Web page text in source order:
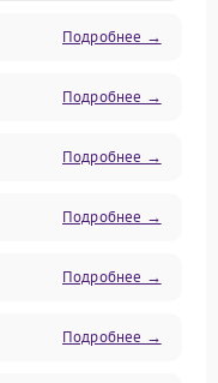
Подробнее →
Подробнее →
Подробнее →
Подробнее →
Подробнее →
Подробнее →